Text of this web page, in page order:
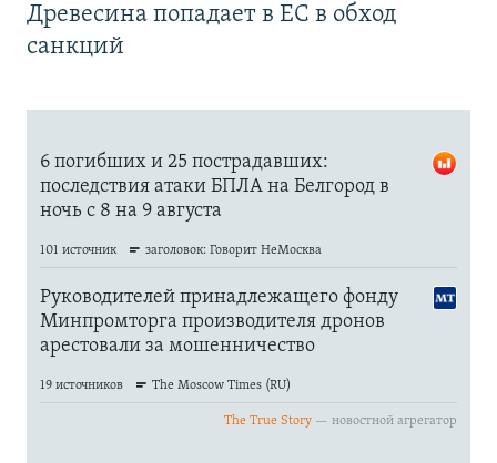
Древесина попадает в ЕС в обход
санкций